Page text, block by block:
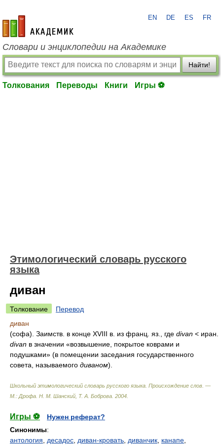
academic.ru
EN DE ES FR
Словари и энциклопедии на Академике
Найти!
Толкования Переводы Книги Игры ⚽
Этимологический словарь русского
языка
диван
Толкование
Перевод
диван
(софа). Заимств. в конце XVIII в. из франц. яз., где divan < иран.
divan в значении «возвышение, покрытое коврами и
подушками» (в помещении заседания государственного
совета, называемого диваном).
Школьный этимологический словарь русского языка. Происхождение слов. —
М.: Дрофа Н. М. Шанский, Т. А. Боброва 2004
Игры ⚽
Нужен реферат?
Синонимы:
антология
десадос диван-кровать диванчик канапе